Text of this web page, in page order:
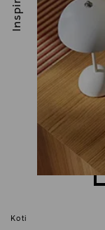
Koti